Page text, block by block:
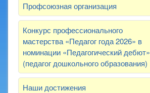
Профсоюзная организация
Конкурс профессионального
мастерства «Педагог года 2026» в
номинации «Педагогический дебют»
(педагог дошкольного образования)
Наши достижения